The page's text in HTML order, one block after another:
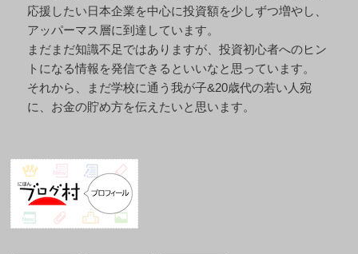
応援したい日本企業を中心に投資額を少しずつ増やし、
アッパーマス層に到達しています。
まだまだ知識不足ではありますが、投資初心者へのヒン
トになる情報を発信できるといいなと思っています。
それから、まだ学校に通う我が子&20歳代の若い人宛
に、お金の貯め方を伝えたいと思います。